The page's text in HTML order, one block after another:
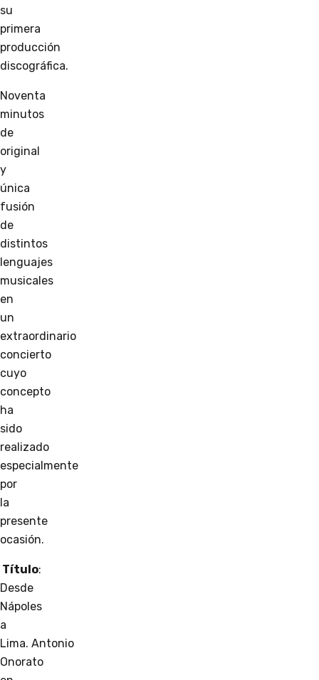
su
primera
producción
discográfica.
Noventa
minutos
de
original
y
única
fusión
de
distintos
lenguajes
musicales
en
un
extraordinario
concierto
cuyo
concepto
ha
sido
realizado
especialmente
por
la
presente
ocasión.
Título:
Desde
Nápoles
a
Lima. Antonio
Onorato